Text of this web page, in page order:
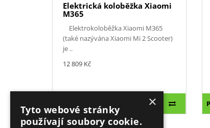
Elektrická koloběžka Xiaomi
M365
Elektrokoloběžka Xiaomi M365
(také nazývána Xiaomi Mi 2 Scooter)
je ..
12 809 Kč
×
Tyto webové stránky
používají soubory cookie.